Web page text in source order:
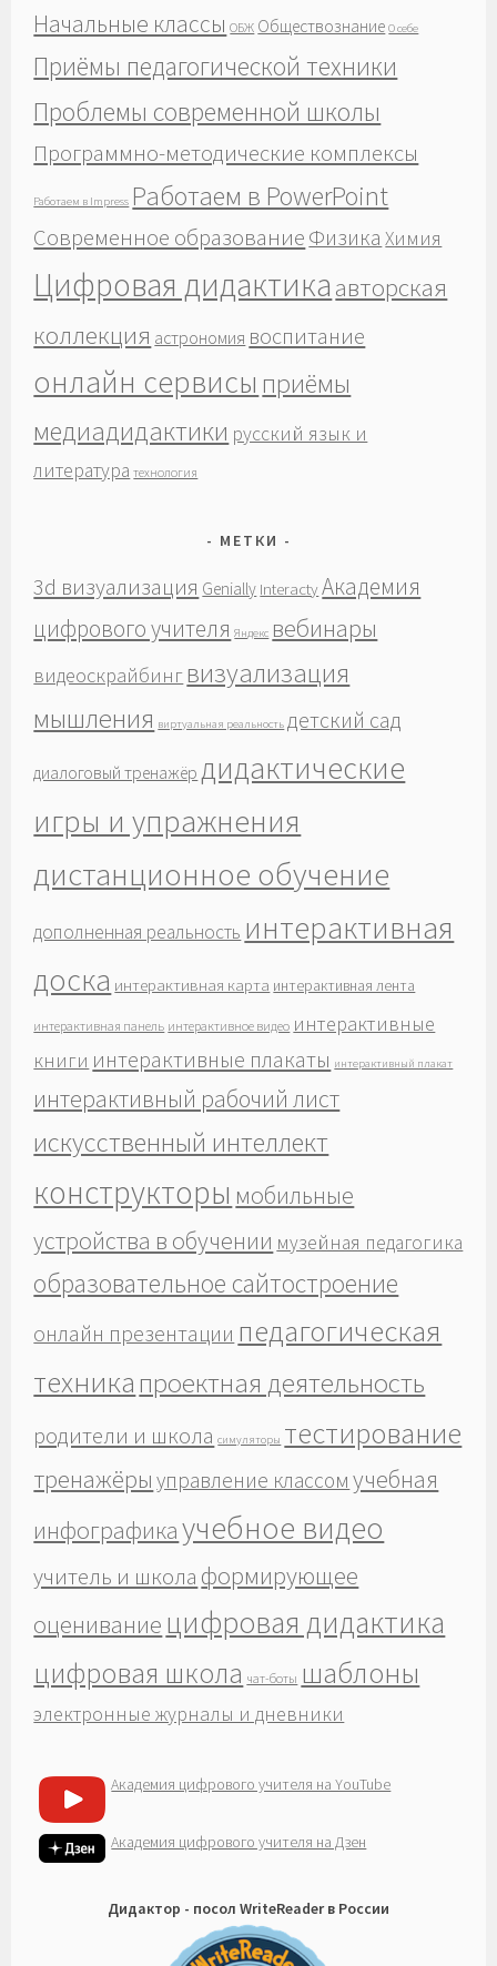
Начальные классы ОБЖ Обществознание О себе
Приёмы педагогической техники
Проблемы современной школы
Программно-методические комплексы
Работаем в Impress Работаем в PowerPoint
Современное образование Физика Химия
Цифровая дидактика авторская
коллекция астрономия воспитание
онлайн сервисы приёмы
медиадидактики русский язык и
литература технология
МЕТКИ
3d визуализация Genially Interacty Академия
цифрового учителя Яндекс вебинары
видеоскрайбинг визуализация
мышления виртуальная реальность детский сад
диалоговый тренажёр дидактические
игры и упражнения
дистанционное обучение
дополненная реальность интерактивная
доска интерактивная карта интерактивная лента
интерактивная панель интерактивное видео интерактивные
книги интерактивные плакаты интерактивный плакат
интерактивный рабочий лист
искусственный интеллект
конструкторы мобильные
устройства в обучении музейная педагогика
образовательное сайтостроение
онлайн презентации педагогическая
техника проектная деятельность
родители и школа симуляторы тестирование
тренажёры управление классом учебная
инфографикаучебное видео
учитель и школа формирующее
оценивание цифровая дидактика
цифровая школа чат-боты шаблоны
электронные журналы и дневники
Академия цифрового учителя на YouTube
Академия цифрового учителя на Дзен
Дидактор - посол WriteReader в России